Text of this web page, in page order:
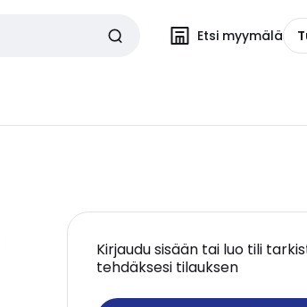
Etsi myymälä
Kirjaudu sisään tai luo tili
tehdäksesi tilauksen